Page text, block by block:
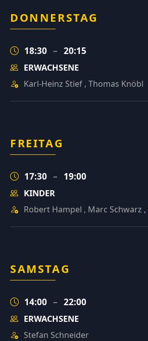
DONNERSTAG
18:30 – 20:15
ERWACHSENE
Karl-Heinz Stief , Thomas Knöbl
FREITAG
17:30 –
19:00
KINDER
Robert Hampel , Marc Schwarz ,
SAMSTAG
14:00 – 22:00
ERWACHSENE
Stefan Schneider